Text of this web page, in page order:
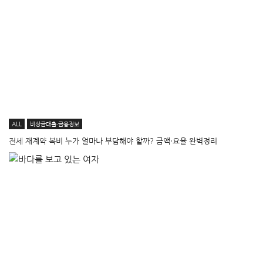
ALL 비상금대출·금융정보
전세 재계약 복비 누가 얼마나 부담해야 할까? 금액·요율 완벽정리